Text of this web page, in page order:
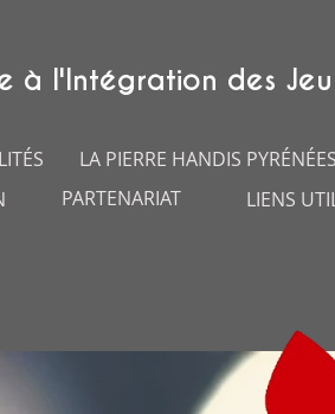
à l'Intégration des
LA PIERRE HANDIS PYRÉNÉES
PARTENARIAT LIENS